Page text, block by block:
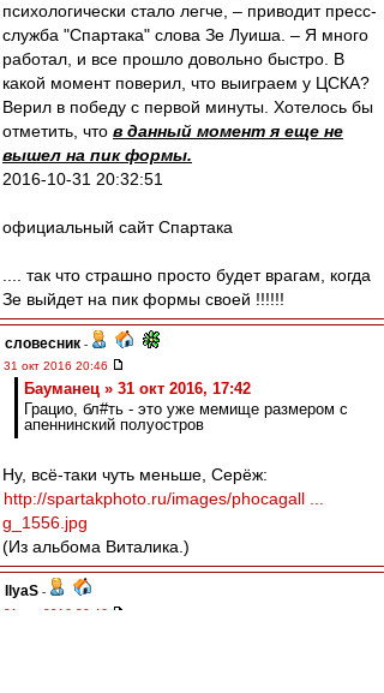
психологически стало легче, – приводит пресс-
служба "Спартака" слова Зе Луиша. – Я много
работал, и все прошло довольно быстро. В
какой момент поверил, что выиграем у ЦСКА?
Верил в победу с первой минуты. Хотелось бы
отметить, что в данный момент я еще не
вышел на пик формы.
2016-10-31 20:32:51
официальный сайт Спартака
.... так что страшно просто будет врагам, когда
Зе выйдет на пик формы своей !!!!!!
словесник -
31 окт 2016 20:46
Бауманец » 31 окт 2016, 17:42
Грацио, бл#ть - это уже мемище размером с
апеннинский полуостров
Ну, всё-таки чуть меньше, Серёж:
http://spartakphoto.ru/images/phocagall ...
g_1556.jpg
(Из альбома Виталика.)
IlyaS -
31 окт 2016 20:46